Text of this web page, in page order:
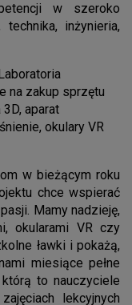
w szeroko
technika, inżynieria,
na zakup sprzętu
aparat
okulary VR
w bieżącym roku
chce wspierać
Mamy nadzieję,
okularami VR czy
ławki i pokażą,
miesiące pełne
to nauczyciele
lekcyjnych